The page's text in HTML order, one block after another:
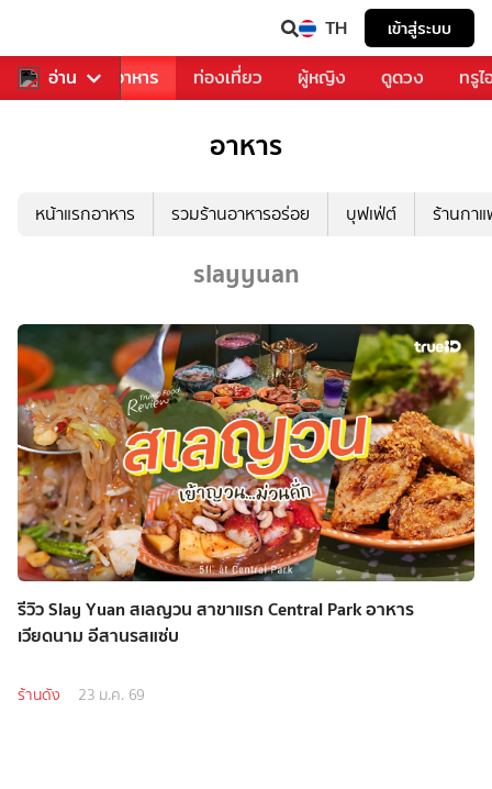
TH เข้าสู่ระบบ
อ่าน
การเพลง อาหาร ท่องเที่ยว ผู้หญิง ดูดวง ทรู
อาหาร
หน้าแรกอาหาร รวมร้านอาหารอร่อย บุฟเฟ่ต์ ร้านกา
slayyuan
รีวิว Slay Yuan สเลญวน สาขาแรก Central Park อาหาร
เวียดนาม อีสานรสแซ่บ
ร้านดัง 23 ม.ค. 69